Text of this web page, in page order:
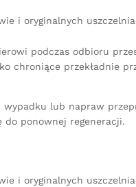
i oryginalnych
podczas odbioru
chroniące przekładnie
lub napraw
do ponownej regeneracji.
i oryginalnych